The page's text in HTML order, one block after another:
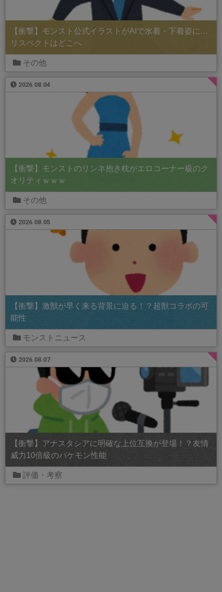
【衝撃】モンスト公式イラストがAIで水着・下着姿に…
リスペクトはどこへ
その他
2026.08.04
【衝撃】モンストのリンネ抱き枕がエロコーナー級のク
オリティｗｗｗ
その他
2026.08.05
【衝撃】激獣が早く来る背景に迫る！？超獣コラボの可
能性
モンストニュース
2026.08.07
【衝撃】アナスタシアに明確な上位互換が登場！？友情
威力10倍級のバケモン性能
評価・考察